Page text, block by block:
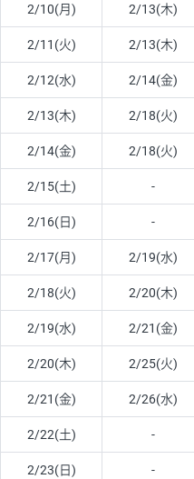
2/10(月) 2/13(木)
2/11(火) 2/13(木)
2/12(水) 2/14(金)
2/13(木) 2/18(火)
2/14(金) 2/18(火)
2/15(土) -
2/16(日) -
2/17(月) 2/19(水)
2/18(火) 2/20(木)
2/19(水) 2/21(金)
2/20(木) 2/25(火)
2/21(金) 2/26(水)
2/22(土) -
2/23(日) -